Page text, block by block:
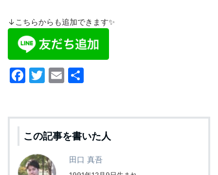
↓こちらからも追加できます✨
F
e
b
o
o
T
er
E
l
この記事を書いた人
田口 真吾